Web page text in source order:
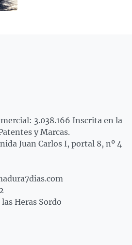
3.038.166 Inscrita en la
y Marcas.
Juan Carlos I, portal 8, nº 4
Heras Sordo